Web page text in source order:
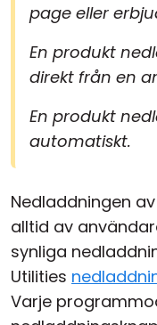
page eller
En produkt
direkt från en
En produkt
automatiskt.
Nedladdningen
alltid av
synliga
Utilities
Varje